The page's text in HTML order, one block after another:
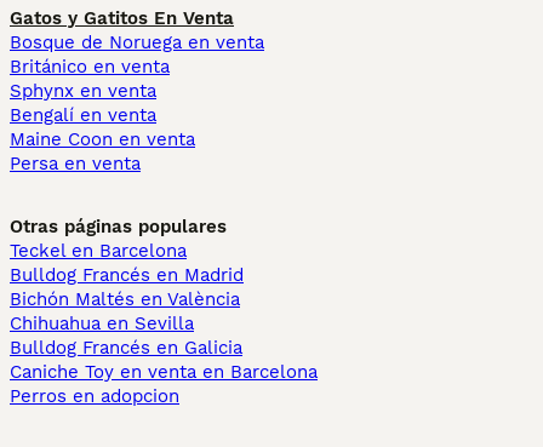
Gatos y Gatitos En Venta
Bosque de Noruega en venta
Británico en venta
Sphynx en venta
Bengalí en venta
Maine Coon en venta
Persa en venta
Otras páginas populares
Teckel en Barcelona
Bulldog Francés en Madrid
Bichón Maltés en València
Chihuahua en Sevilla
Bulldog Francés en Galicia
Caniche Toy en venta en Barcelona
Perros en adopcion